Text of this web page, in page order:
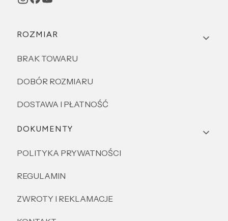
Linki w stopce
ROZMIAR
BRAK TOWARU
DOBÓR ROZMIARU
DOSTAWA I PŁATNOŚĆ
DOKUMENTY
POLITYKA PRYWATNOŚCI
REGULAMIN
ZWROTY I REKLAMACJE